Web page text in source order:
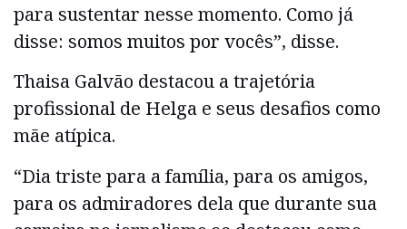
para sustentar nesse momento. Como já
disse: somos muitos por vocês”, disse.
Thaisa Galvão destacou a trajetória
profissional de Helga e seus desafios como
mãe atípica.
“Dia triste para a família, para os amigos,
para os admiradores dela que durante sua